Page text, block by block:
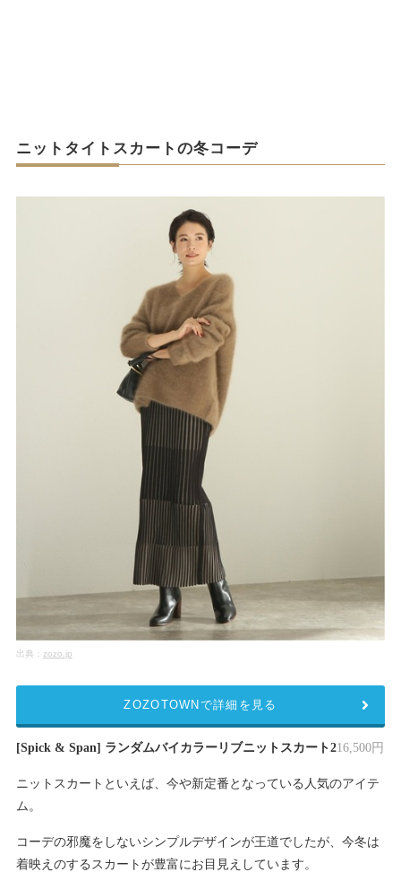
ニットタイトスカートの冬コーデ
出典： zozo.jp
[Spick & Span] ランダムバイカラーリブニットスカート216,500円
ニットスカートといえば、今や新定番となっている人気のアイテ
ム。
コーデの邪魔をしないシンプルデザインが王道でしたが、今冬は
着映えのするスカートが豊富にお目見えしています。
ZOZOTOWNで詳細を見る